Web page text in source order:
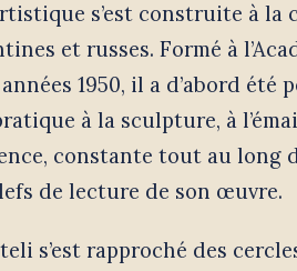
s’est construite à la
et russes. Formé à
1950, il a d’abord été
à la sculpture, à
constante tout au long
de lecture de son œuvre.
s’est rapproché des